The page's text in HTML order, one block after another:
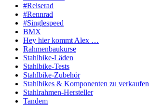
#Reiserad
#Rennrad
#Singlespeed
BMX
Hey hier kommt Alex …
Rahmenbaukurse
Stahlbike-Läden
Stahlbike-Tests
Stahlbike-Zubehör
Stahlbikes & Komponenten zu verkaufen
Stahlrahmen-Hersteller
Tandem